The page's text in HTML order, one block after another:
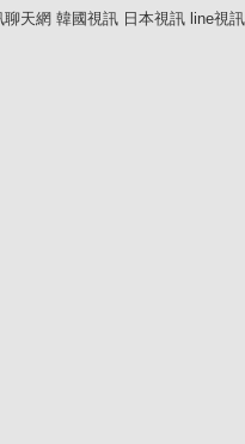
聊天網 韓國視訊 日本視訊 line視訊